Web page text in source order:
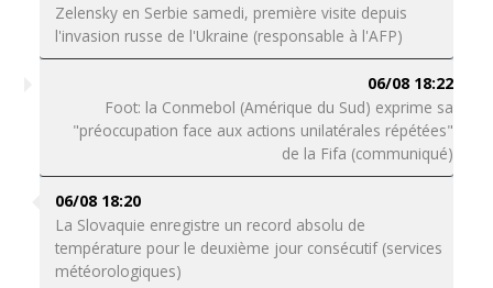
Zelensky en Serbie samedi, première visite depuis
l'invasion russe de l'Ukraine (responsable à l'AFP)
06/08 18:22
Foot: la Conmebol (Amérique du Sud) exprime sa
"préoccupation face aux actions unilatérales répétées"
de la Fifa (communiqué)
06/08 18:20
La Slovaquie enregistre un record absolu de
température pour le deuxième jour consécutif (services
météorologiques)